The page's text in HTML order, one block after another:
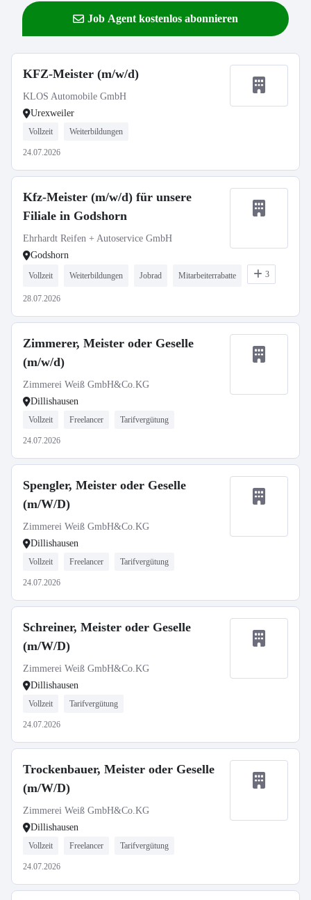
Job Agent kostenlos abonnieren
KFZ-Meister (m/w/d)
KLOS Automobile GmbH
Urexweiler
Vollzeit Weiterbildungen
24.07.2026
Kfz-Meister (m/w/d) für unsere
Filiale in Godshorn
Ehrhardt Reifen + Autoservice GmbH
Godshorn
Vollzeit Weiterbildungen Jobrad Mitarbeiterrabatte 3
28.07.2026
Zimmerer, Meister oder Geselle
(m/w/d)
Zimmerei Weiß GmbH&Co.KG
Dillishausen
Vollzeit Freelancer Tarifvergütung
24.07.2026
Spengler, Meister oder Geselle
(m/W/D)
Zimmerei Weiß GmbH&Co.KG
Dillishausen
Vollzeit Freelancer Tarifvergütung
24.07.2026
Schreiner, Meister oder Geselle
(m/W/D)
Zimmerei Weiß GmbH&Co.KG
Dillishausen
Vollzeit Tarifvergütung
24.07.2026
Trockenbauer, Meister oder Geselle
(m/W/D)
Zimmerei Weiß GmbH&Co.KG
Dillishausen
Vollzeit Freelancer Tarifvergütung
24.07.2026